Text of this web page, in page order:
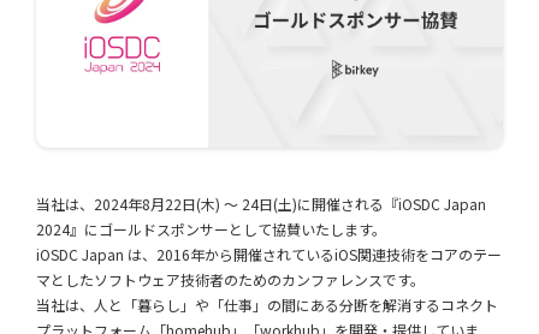
当社は、2024年8月22日(木) 〜 24日(土)に開催される『iOSDC Japan
2024』にゴールドスポンサーとして協賛いたします。
iOSDC Japan は、2016年から開催されているiOS関連技術をコアのテー
マとしたソフトウェア技術者のためのカンファレンスです。
当社は、人と「暮らし」や「仕事」の間にある分断を解消するコネクト
プラットフォーム「homehub」「workhub」を開発・提供していま